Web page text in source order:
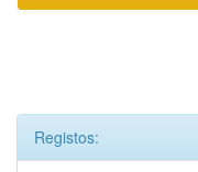
Registos: